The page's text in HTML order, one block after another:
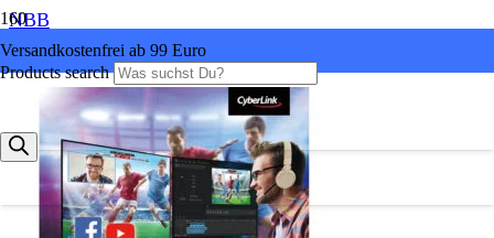
Versandkostenfrei ab 99 Euro
Products search
NBB